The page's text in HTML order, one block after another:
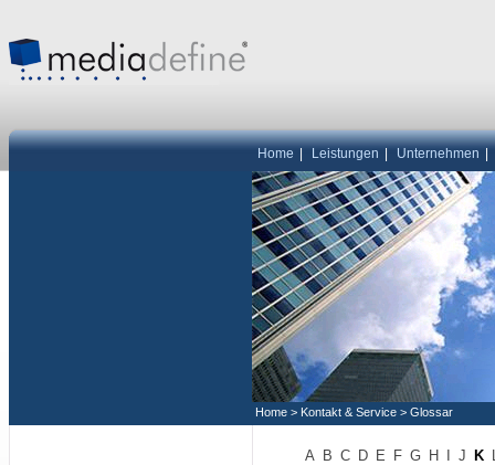
Home Leistungen Unternehmen
Home > Kontakt & Service > Glossar
A B C D E F G H J K